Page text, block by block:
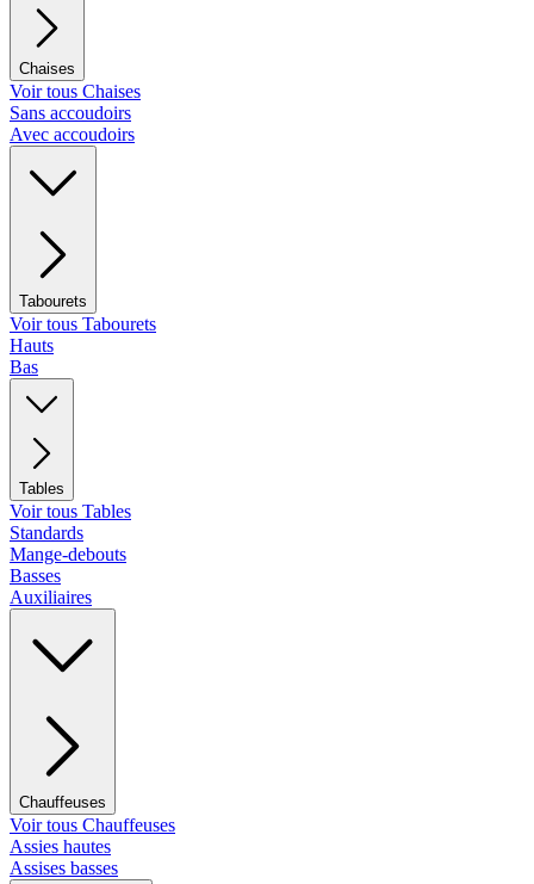
Chaises
Voir tous Chaises
Sans accoudoirs
Avec accoudoirs
Tabourets
Voir tous Tabourets
Hauts
Bas
Tables
Voir tous Tables
Standards
Mange-debouts
Basses
Auxiliaires
Chauffeuses
Voir tous Chauffeuses
Assies hautes
Assises basses